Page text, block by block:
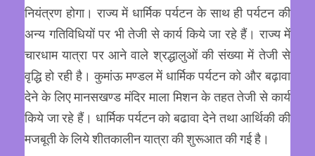
नियंत्रण होगा। राज्य में धार्मिक पर्यटन के साथ ही पर्यटन की
अन्य गतिविधियों पर भी तेजी से कार्य किये जा रहे हैं। राज्य में
चारधाम यात्रा पर आने वाले श्रद्धालुओं की संख्या में तेजी से
वृद्धि हो रही है। कुमांऊ मण्डल में धार्मिक पर्यटन को और बढ़ावा
देने के लिए मानसखण्ड मंदिर माला मिशन के तहत तेजी से कार्य
किये जा रहे हैं। धार्मिक पर्यटन को बढावा देने तथा आर्थिकी की
मजबूती के लिये शीतकालीन यात्रा की शुरूआत की गई है।